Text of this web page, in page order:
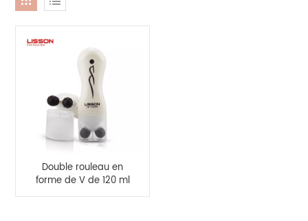
Double rouleau en
forme de V de 120 ml
sur bouteille pour